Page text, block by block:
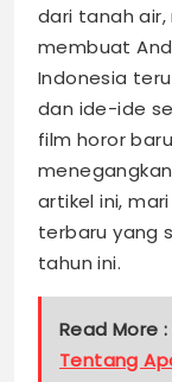
dari tanah
membuat
Indonesia
dan ide-ide
film horor
artikel ini,
terbaru yang
tahun ini.
Read More :
Tentang